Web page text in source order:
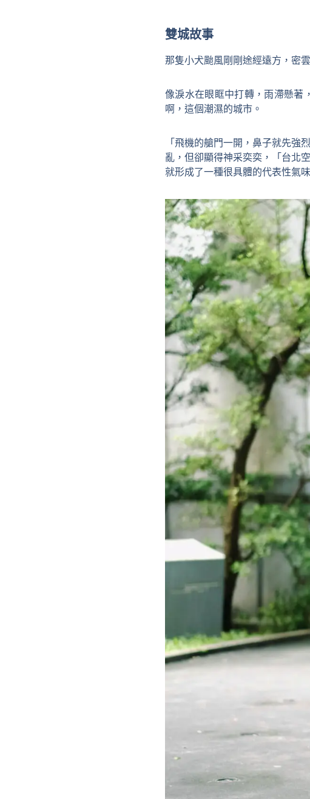
雙城故事
那隻小犬颱風剛剛途經遠方，密
像淚水在眼眶中打轉，雨滯懸著
啊，這個潮濕的城市。
「飛機的艙門一開，鼻子就先強
亂，但卻顯得神采奕奕，「台北
就形成了一種很具體的代表性氣味